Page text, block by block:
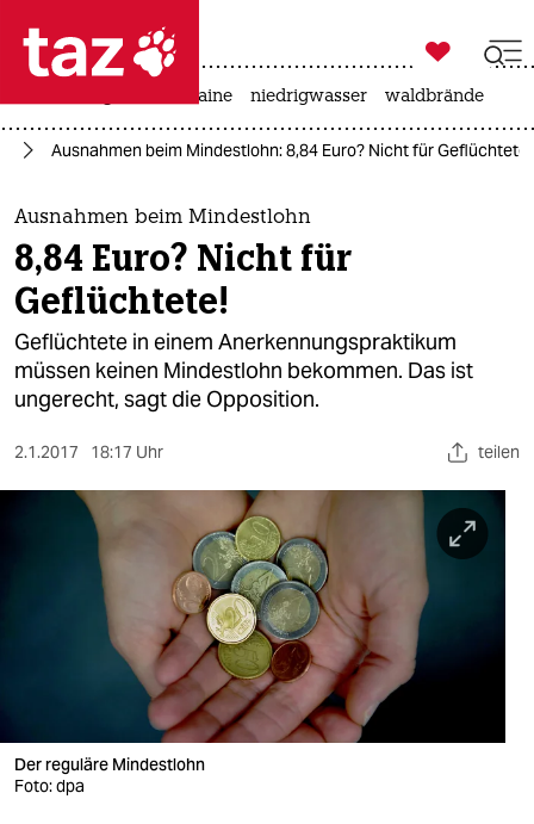
 taz zahl ich
taz zahl ich
themen
politik
öko
gesellschaft
sport
wahrheit
verlag
veranstaltungen

taz zahl ich
krieg in der ukraine niedrigwasser waldbrände
Ausnahmen beim Mindestlohn: 8,84 Euro? Nicht für Geflüchtete!
Ausnahmen beim Mindestlohn
8,84 Euro? Nicht für
Geflüchtete!
Geflüchtete in einem Anerkennungspraktikum
müssen keinen Mindestlohn bekommen. Das ist
ungerecht, sagt die Opposition.
2.1.2017 18:17 Uhr teilen
Der reguläre Mindestlohn
Foto: dpa